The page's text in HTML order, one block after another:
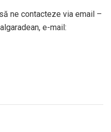
ne contacteze via email –
e-mail: